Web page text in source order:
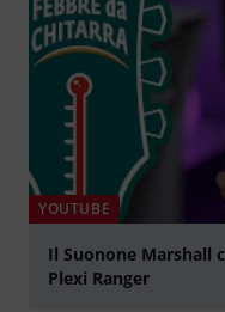
YOUTUBE
Il Suonone Marshall
Plexi Ranger